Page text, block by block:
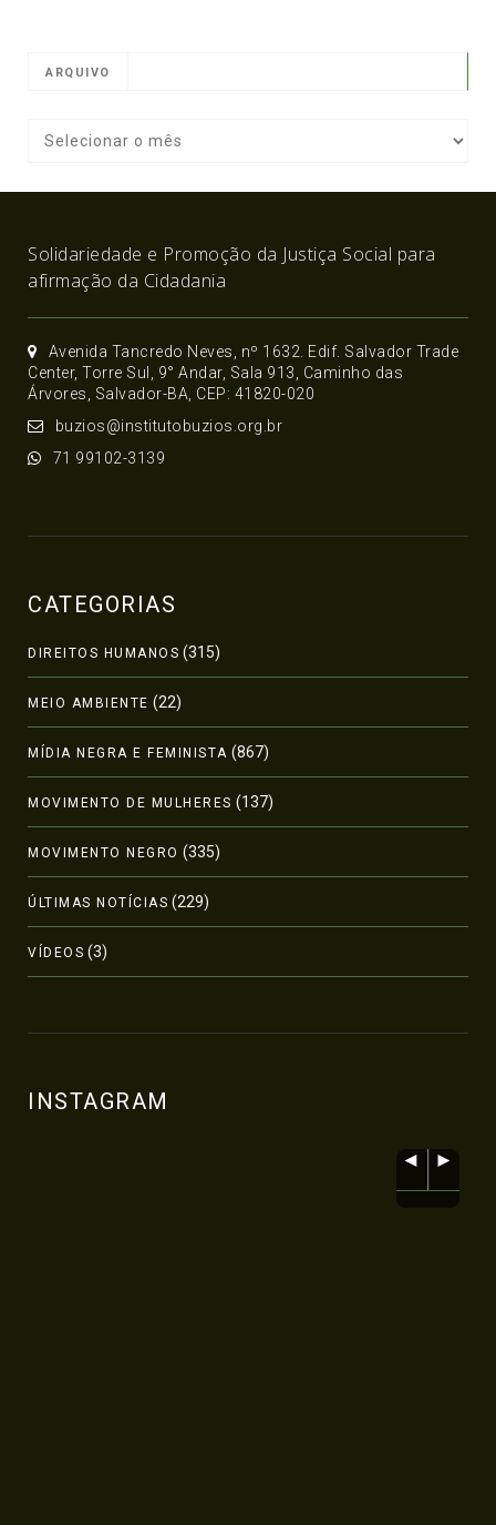
ARQUIVO
Solidariedade e Promoção da Justiça Social para
afirmação da Cidadania
Avenida Tancredo Neves, nº 1632. Edif. Salvador Trade
Center, Torre Sul, 9° Andar, Sala 913, Caminho das
Árvores, Salvador-BA, CEP: 41820-020
buzios@institutobuzios.org.br
71 99102-3139
CATEGORIAS
DIREITOS HUMANOS (315)
MEIO AMBIENTE (22)
MÍDIA NEGRA E FEMINISTA (867)
MOVIMENTO DE MULHERES (137)
MOVIMENTO NEGRO (335)
ÚLTIMAS NOTÍCIAS (229)
VÍDEOS (3)
INSTAGRAM